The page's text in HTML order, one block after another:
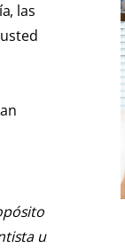
las
u